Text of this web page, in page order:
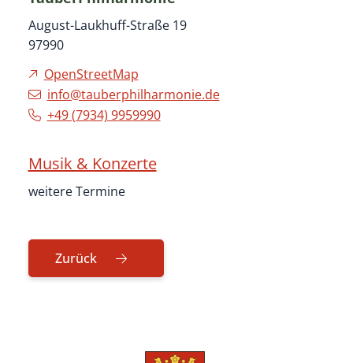
August-Laukhuff-Straße 19
97990
OpenStreetMap
info@tauberphilharmonie.de
+49 (7934) 9959990
Musik & Konzerte
weitere Termine
Zurück